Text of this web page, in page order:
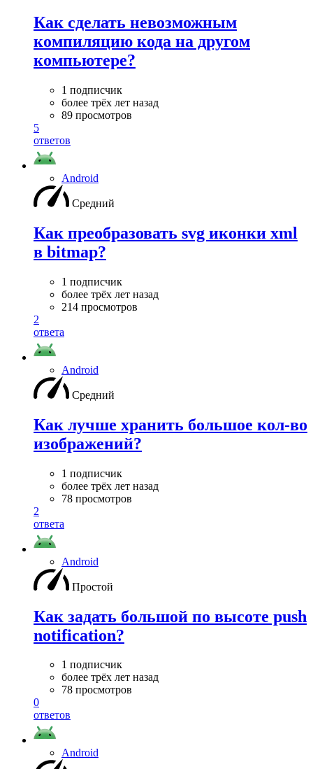
Как сделать невозможным
компиляцию кода на другом
компьютере?
1 подписчик
более трёх лет назад
89 просмотров
5
ответов
Android
Средний
Как преобразовать svg иконки xml
в bitmap?
1 подписчик
более трёх лет назад
214 просмотров
2
ответа
Android
Средний
Как лучше хранить большое кол-во
изображений?
1 подписчик
более трёх лет назад
78 просмотров
2
ответа
Android
Простой
Как задать большой по высоте push
notification?
1 подписчик
более трёх лет назад
78 просмотров
0
ответов
Android